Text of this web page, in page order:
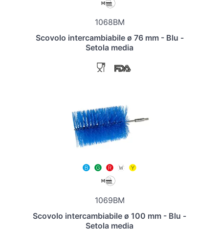
1068BM
Scovolo intercambiabile ø 76 mm - Blu -
Setola media
1069BM
Scovolo intercambiabile ø 100 mm - Blu -
Setola media